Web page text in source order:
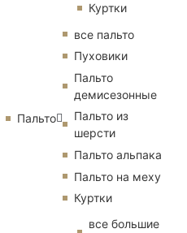
Куртки
Пальто
все пальто
Пуховики
Пальто
демисезонные
Пальто из
шерсти
Пальто альпака
Пальто на меху
Куртки
все большие